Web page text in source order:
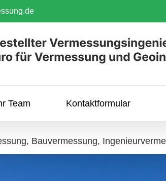
Team Kontaktformular
Bauvermessung,